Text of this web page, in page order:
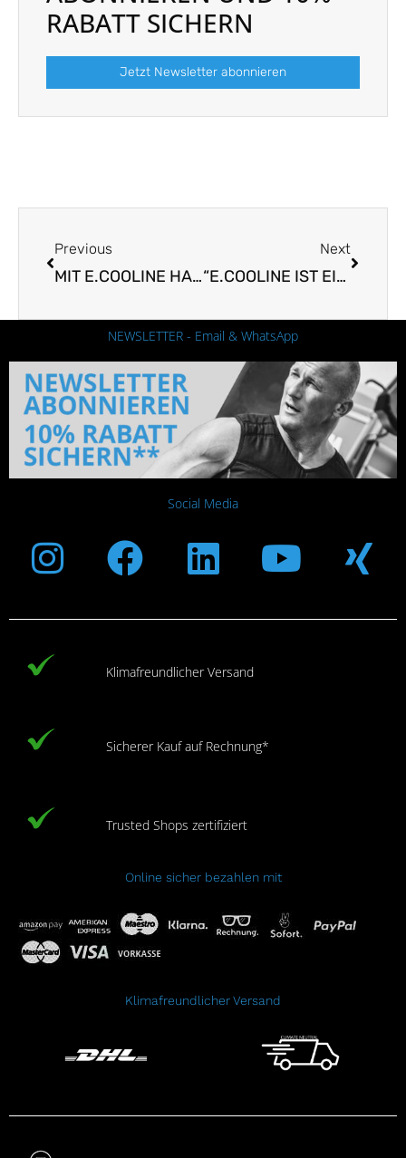
RABATT SICHERN
Jetzt Newsletter abonnieren
Previous
MIT E.COOLINE HALSTUCH: BRONZE BEI DER TEAM WM DER GEHER IM OMAN
Next
“E.COOLINE IST EINE LEISTUNGSRESERVE”
NEWSLETTER - Email & WhatsApp
Social Media
Instagram
Facebook
Linkedin
Klimafreundlicher Versand
Sicherer Kauf auf Rechnung*
Trusted Shops zertifiziert
Online sicher bezahlen mit
Klimafreundlicher Versand